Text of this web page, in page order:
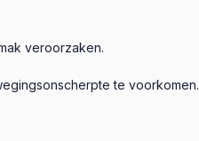
veroorzaken.
te voorkomen.